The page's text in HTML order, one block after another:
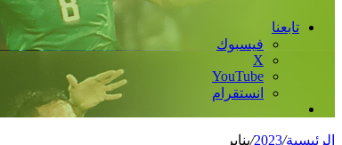
تابعنا
فيسبوك
‫X
‫YouTube
انستقرام
الرئيسية/
2023
/يناير